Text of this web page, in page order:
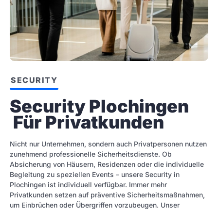
SECURITY
Security Plochingen
Für Privatkunden
Nicht nur Unternehmen, sondern auch Privatpersonen nutzen
zunehmend professionelle Sicherheitsdienste. Ob
Absicherung von Häusern, Residenzen oder die individuelle
Begleitung zu speziellen Events – unsere Security in
Plochingen ist individuell verfügbar. Immer mehr
Privatkunden setzen auf präventive Sicherheitsmaßnahmen,
um Einbrüchen oder Übergriffen vorzubeugen. Unser